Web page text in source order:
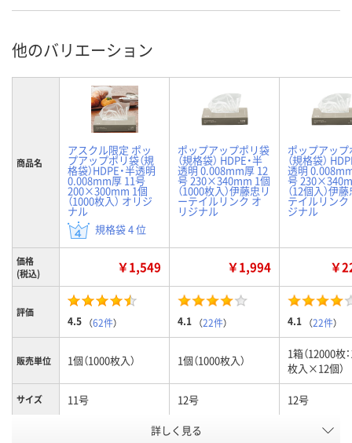
他のバリエーション
商品名
アスクル限定 ポッ
プアップポリ袋（規
格袋）HDPE・半透明
0.008mm厚 11号
200×300mm 1個
（1000枚入） オリジ
ナル
規格袋 4 位
ポップアップポリ袋
（規格袋） HDPE・半
透明 0.008mm厚 12
号 230×340mm 1個
（1000枚入）伊藤忠リ
ーテイルリンク オ
リジナル
ポップアッ
（規格袋）
透明
号
（12個入）伊
テイルリンク
ジナル
価格
(税込)
￥1,549 ￥1,994 ￥
評価
4.5 （62件） 4.1 （22件） 4.1 （22件）
販売単位 1個（1000枚入） 1個（1000枚入）
1箱（12000枚
枚入×12個）
サイズ 11号 12号 12号
2886278 2892444
詳しく見る